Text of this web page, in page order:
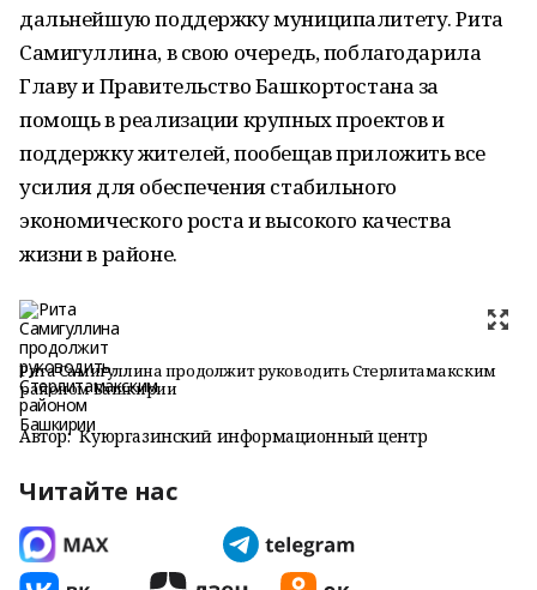
дальнейшую поддержку муниципалитету. Рита
Самигуллина, в свою очередь, поблагодарила
Главу и Правительство Башкортостана за
помощь в реализации крупных проектов и
поддержку жителей, пообещав приложить все
усилия для обеспечения стабильного
экономического роста и высокого качества
жизни в районе.
Рита Самигуллина продолжит руководить Стерлитамакским
районом Башкирии
Автор: Куюргазинский информационный центр
Читайте нас